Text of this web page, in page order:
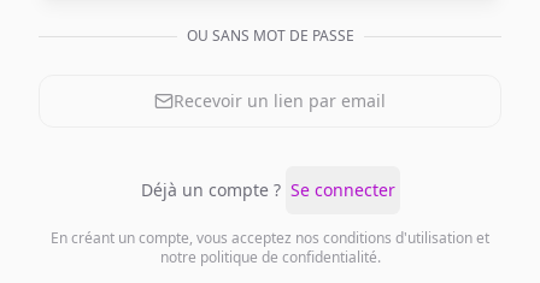
OU SANS MOT DE PASSE
Recevoir un lien par email
Déjà un compte ? Se connecter
En créant un compte, vous acceptez nos conditions d'utilisation et
notre politique de confidentialité.